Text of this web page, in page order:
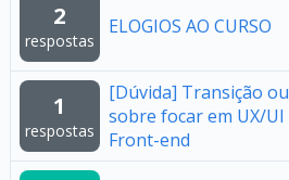
2
respostas
ELOGIOS AO CURSO
1
respostas
[Dúvida] Transição
sobre focar em UX/
Front-end